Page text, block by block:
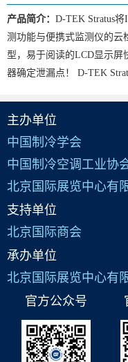
产品简介： D-TEK Stratus
测功能与便携式监测仪的云
型，易于阅读的LCD显示屏
器确定泄漏点！ D-TEK
主办单位
中国制冷学会
中国制冷空调工业协
北京国际展览中心有
支持单位
北京国际商会
承办单位
北京国际展览中心有
官方公众号